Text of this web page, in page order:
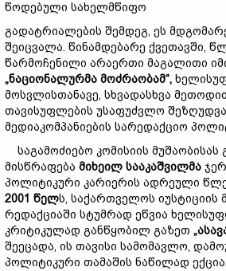
წოდებული სახელმწიფო
გადატრიალების შემდეგ, ეს
შეიცვალა. წინამდებარე ქვეთავში,
წარმოჩენილი არაერთი მაგალითი
„ნაციონალურმა მოძრაობამ“,
მოსვლისთანავე, სხვადასხვა
თავისუფლების უსაფუძვლო
მედიაკომპანიების სარედაქციო
საგამოძიებო კომისიის
მისწრაფება მიხეილ სააკაშვილმა
პოლიტიკური კარიერის ადრეული
2001 წელს, საქართველოს იუსტიციის
რედაქციაში სტუმრად ეწვია
კრიტიკულად განწყობილ გაზეთ „
შეეცადა, ის თავისი სამომავლო,
პოლიტიკური თამაშის ნაწილად